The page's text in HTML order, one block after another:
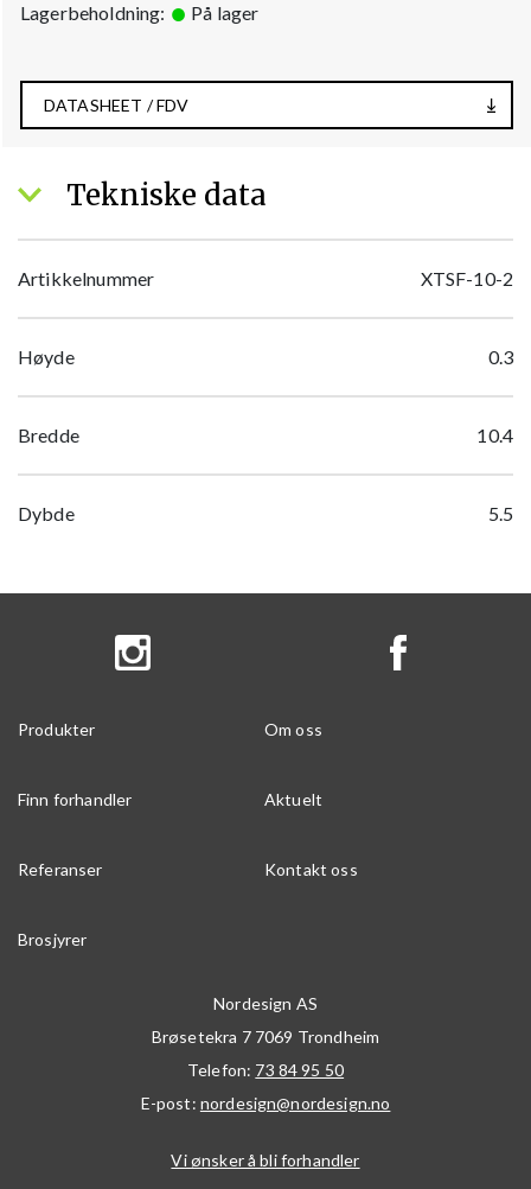
Lagerbeholdning: På lager
DATASHEET / FDV
Tekniske data
Artikkelnummer XTSF-10-2
Høyde 0.3
Bredde 10.4
Dybde 5.5
Produkter Om oss
Finn forhandler Aktuelt
Referanser Kontakt oss
Brosjyrer
Nordesign AS
Brøsetekra 7 7069 Trondheim
Telefon: 73 84 95 50
E-post: nordesign@nordesign.no
Vi ønsker å bli forhandler